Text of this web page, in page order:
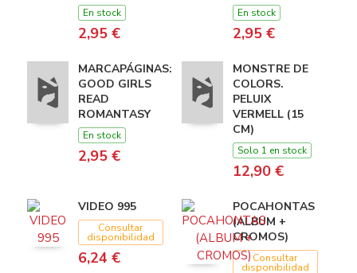
En stock
2,95 €
En stock
2,95 €
MARCAPÁGINAS:
GOOD GIRLS
READ
ROMANTASY
En stock
2,95 €
MONSTRE DE
COLORS.
PELUIX
VERMELL (15
CM)
Solo 1 en stock
12,90 €
VIDEO 995
Consultar
disponibilidad
6,24 €
POCAHONTAS
(ALBUM +
CROMOS)
Consultar
disponibilidad